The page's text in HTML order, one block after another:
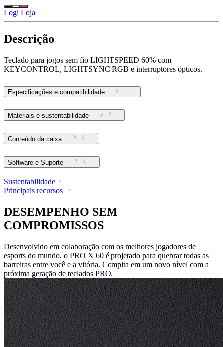
Logi Loja
Descrição
Teclado para jogos sem fio LIGHTSPEED 60% com
KEYCONTROL, LIGHTSYNC RGB e interruptores ópticos.
Especificações e compatibilidade
Materiais e sustentabilidade
Conteúdo da caixa
Software e Suporte
Sustentabilidade
Principais recursos
DESEMPENHO SEM
COMPROMISSOS
Desenvolvido em colaboração com os melhores jogadores de
esports do mundo, o PRO X 60 é projetado para quebrar todas as
barreiras entre você e a vitória. Compita em um novo nível com a
próxima geração de teclados PRO.